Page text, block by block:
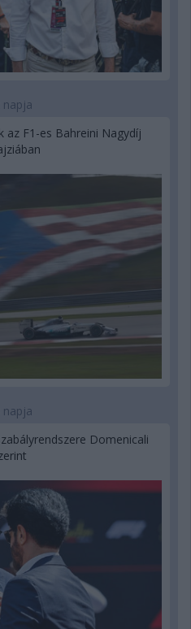
napja
az F1-es Bahreini Nagydíj
napja
Domenicali